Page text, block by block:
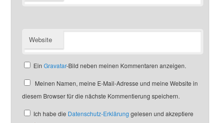
Website
EinGravatar-Bild neben meinen Kommentaren anzeigen.
Meinen Namen, meine E-Mail-Adresse und meine Website in
diesem Browser für die nächste Kommentierung speichern.
Ich habe die Datenschutz-Erklärung gelesen und akzeptiere